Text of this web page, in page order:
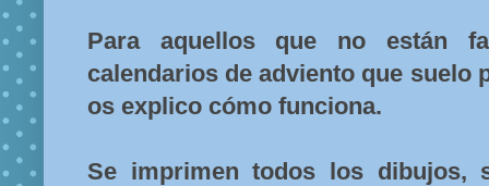
Para aquellos que no están
calendarios de adviento que suelo
os explico cómo funciona.
Se imprimen todos los dibujos,